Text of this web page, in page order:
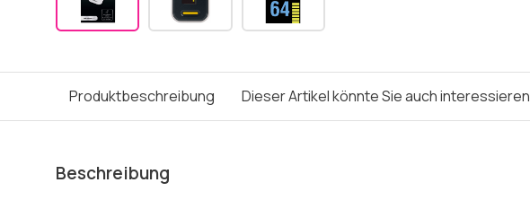
Produktbeschreibung Dieser Artikel könnte Sie auch interessieren
Beschreibung